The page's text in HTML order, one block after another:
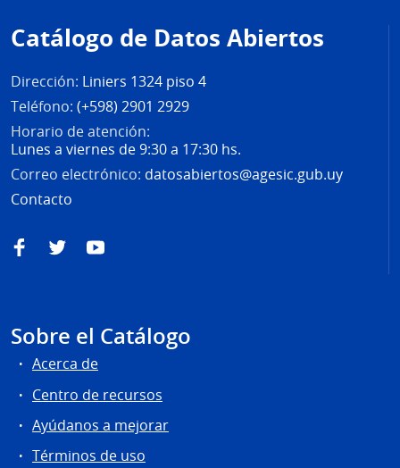
de
página
Catálogo de Datos Abiertos
Dirección: Liniers 1324 piso 4
Teléfono: (+598) 2901 2929
Horario de atención:
Lunes a viernes de 9:30 a 17:30 hs.
Correo electrónico: datosabiertos@agesic.gub.uy
Contacto
FacebookTwitterYouTube
Sobre el Catálogo
Acerca de
Centro de recursos
Ayúdanos a mejorar
Términos de uso